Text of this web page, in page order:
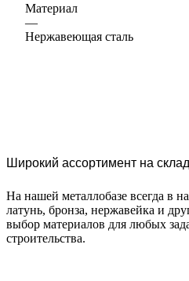
Материал
—
Нержавеющая сталь
Широкий ассортимент на
На нашей металлобазе всегда в
латунь, бронза, нержавейка и
выбор материалов для любых
строительства.